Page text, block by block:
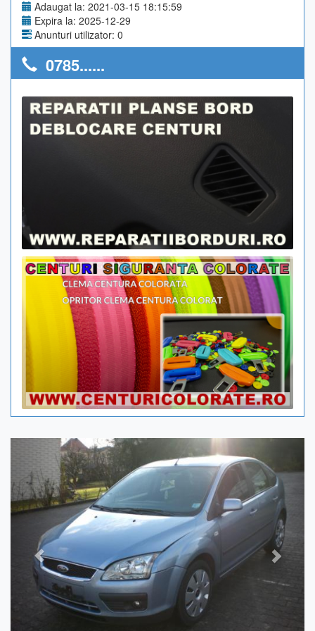
Adaugat la: 2021-03-15 18:15:59
Expira la: 2025-12-29
Anunturi utilizator: 0
0785......
Previous